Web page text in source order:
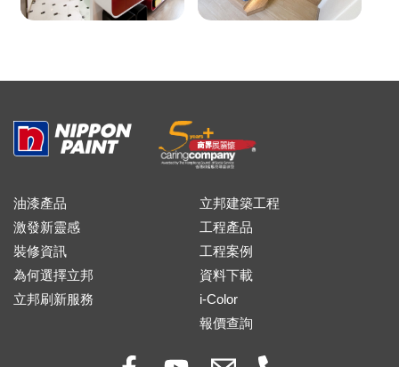
油漆產品
激發新靈感
裝修資訊
為何選擇立邦
立邦刷新服務
立邦建築工程
工程產品
工程案例
資料下載
i-Color
報價查詢